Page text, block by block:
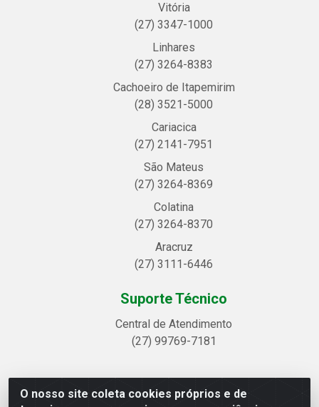
O nosso site coleta cookies próprios e de
Vitória
(27) 3347-1000
Linhares
(27) 3264-8383
Cachoeiro de Itapemirim
(28) 3521-5000
Cariacica
(27) 2141-7951
São Mateus
(27) 3264-8369
Colatina
(27) 3264-8370
Aracruz
(27) 3111-6446
Suporte Técnico
Central de Atendimento
(27) 99769-7181
Linhavix Distribuidora LTDA - Avenida Alegre, 2521 -